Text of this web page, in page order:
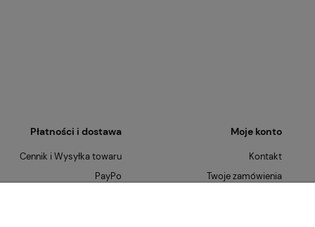
Płatności i dostawa
Cennik i Wysyłka towaru
PayPo
Moje konto
Kontakt
Twoje zamówienia